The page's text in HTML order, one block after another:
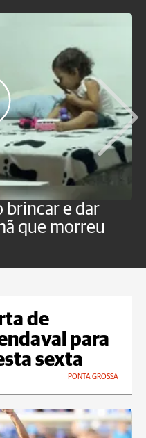
brincar e dar
que morreu
de
para
sexta
PONTA GROSSA